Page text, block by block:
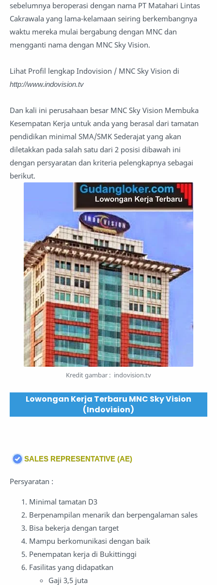
sebelumnya beroperasi dengan nama PT Matahari Lintas
Cakrawala yang lama-kelamaan seiring berkembangnya
waktu mereka mulai bergabung dengan MNC dan
mengganti nama dengan MNC Sky Vision.
Lihat Profil lengkap Indovision / MNC Sky Vision di
http://www.indovision.tv
Dan kali ini perusahaan besar MNC Sky Vision Membuka
Kesempatan Kerja untuk anda yang berasal dari tamatan
pendidikan minimal SMA/SMK Sederajat yang akan
diletakkan pada salah satu dari 2 posisi dibawah ini
dengan persyaratan dan kriteria pelengkapnya sebagai
berikut.
Kredit gambar : indovision.tv
Lowongan Kerja Terbaru MNC Sky Vision
(Indovision)
SALES REPRESENTATIVE (AE)
Persyaratan :
Minimal tamatan D3
Berpenampilan menarik dan berpengalaman sales
Bisa bekerja dengan target
Mampu berkomunikasi dengan baik
Penempatan kerja di Bukittinggi
Fasilitas yang didapatkan
Gaji 3,5 juta